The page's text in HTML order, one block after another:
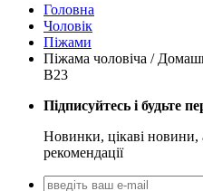
Головна
Чоловік
Піжами
Піжама чоловіча /
B23
Підписуйтесь і будьте
Новинки, цікаві новини,
рекомендації